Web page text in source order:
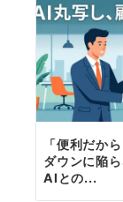
「便利だか
ダウンに陥
AIとの...